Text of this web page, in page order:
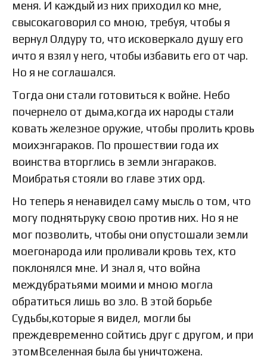
меня. И каждый из них приходил ко мне,
свысокаговорил со мною, требуя, чтобы я
вернул Олдуру то, что исковеркало душу его
ичто я взял у него, чтобы избавить его от чар.
Но я не соглашался.
Тогда они стали готовиться к войне. Небо
почернело от дыма,когда их народы стали
ковать железное оружие, чтобы пролить кровь
моихэнгараков. По прошествии года их
воинства вторглись в земли энгараков.
Моибратья стояли во главе этих орд.
Но теперь я ненавидел саму мысль о том, что
могу поднятьруку свою против них. Но я не
мог позволить, чтобы они опустошали земли
моегонарода или проливали кровь тех, кто
поклонялся мне. И знал я, что война
междубратьями моими и мною могла
обратиться лишь во зло. В этой борьбе
Судьбы,которые я видел, могли бы
преждевременно сойтись друг с другом, и при
этомВселенная была бы уничтожена.